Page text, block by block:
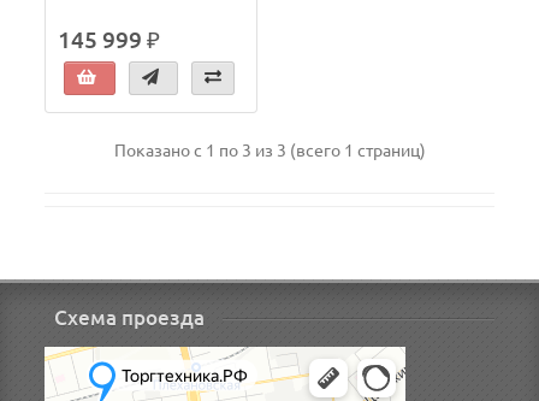
145 999 ₽
Показано с 1 по 3 из 3 (всего 1 страниц)
Схема проезда